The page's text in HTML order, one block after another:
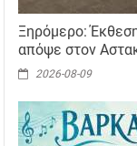
Ξηρόμερο:
απόψε στον
2026-08-09